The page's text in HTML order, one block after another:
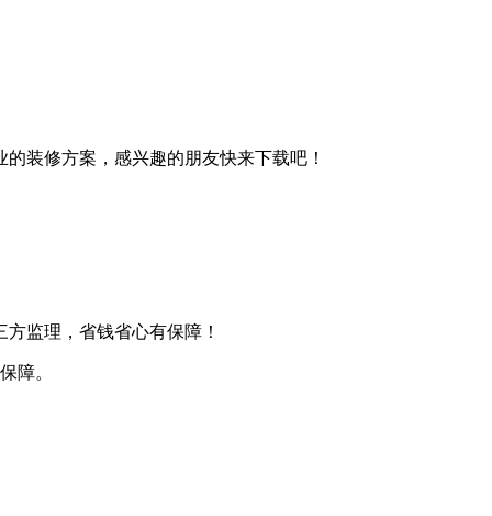
装修方案，感兴趣的朋友快来下载吧！
监理，省钱省心有保障！
障。